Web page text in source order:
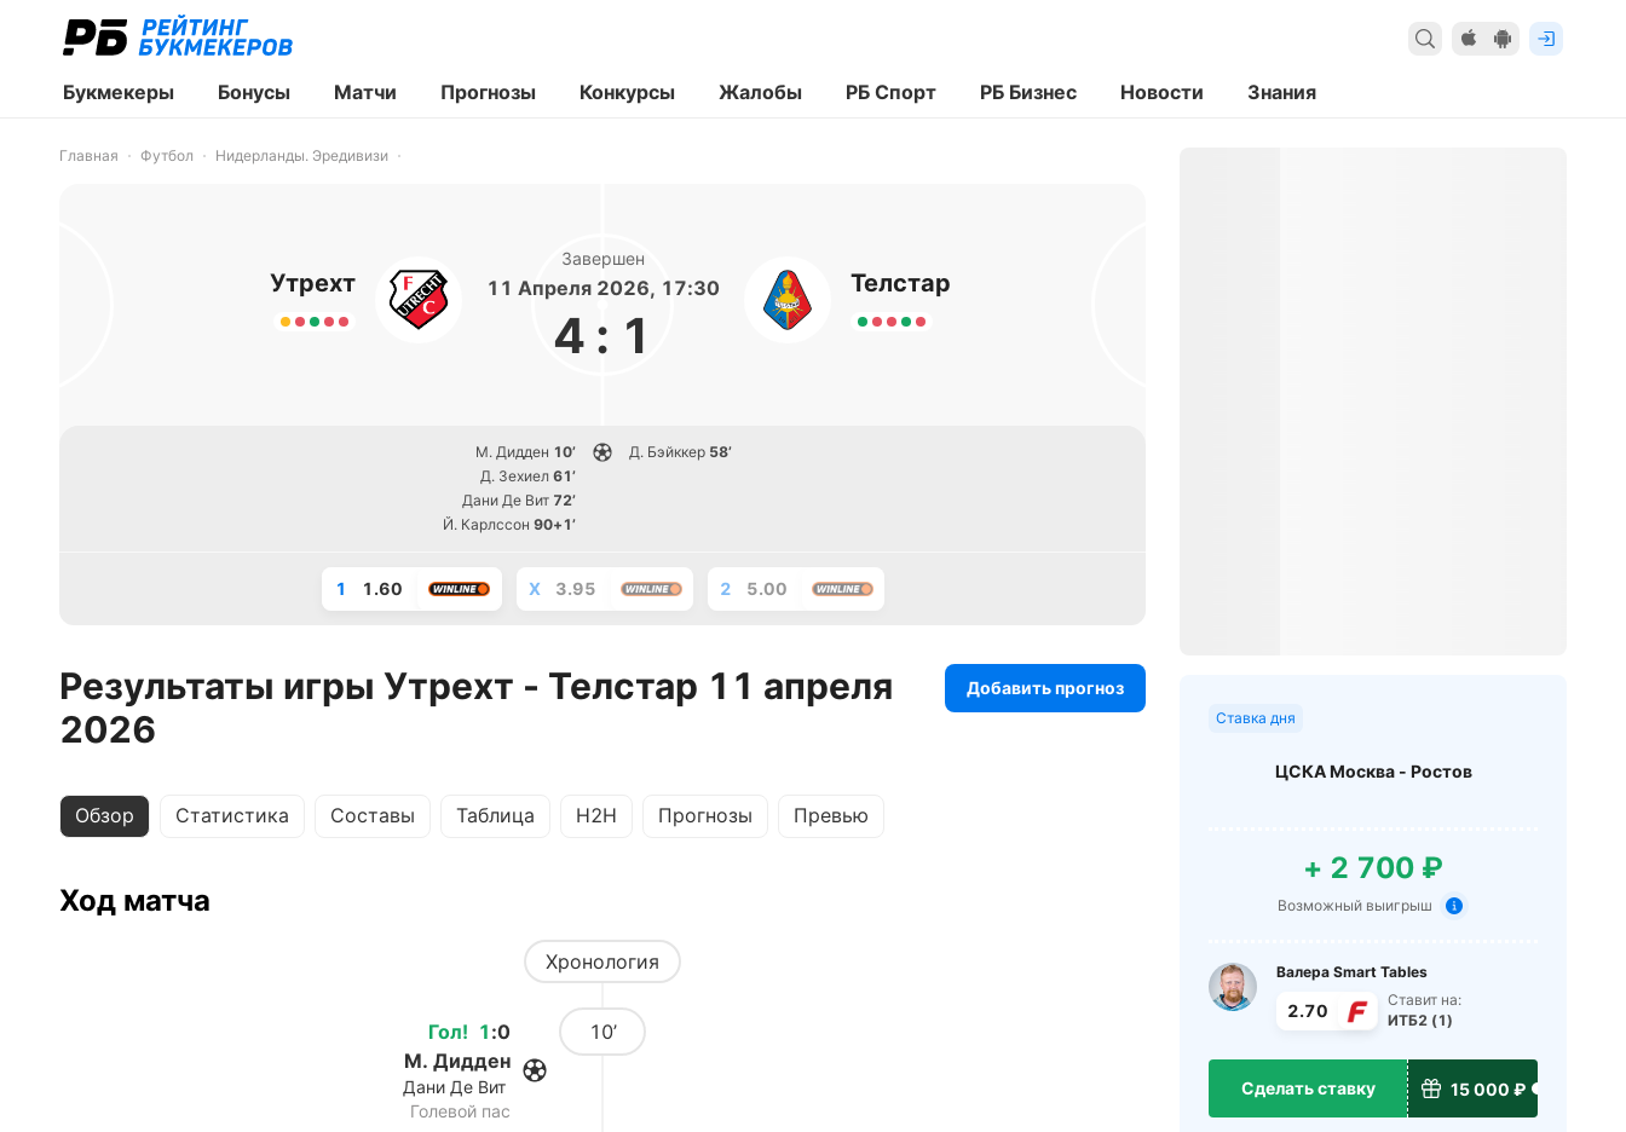
Букмекеры Бонусы Матчи Прогнозы Конкурсы Жалобы РБ Спорт РБ Бизнес Новости Знания
Главная Футбол Нидерланды. Эредивизи
Утрехт
Завершен
11 Апреля 2026, 17:30
4 : 1
Телстар
М. Дидден 10’
Д. Зехиел 61’
Дани Де Вит 72’
Й. Карлссон 90+1’
Д. Бэйккер 58’
1 1.60 X 3.95 2 5.00
Результаты игры Утрехт - Телстар 11 апреля
2026
Добавить прогноз
Обзор Статистика Составы Таблица H2H Прогнозы Превью
Ход матча
Хронология
Гол! 1 :0
М. Дидден
Дани Де Вит
Голевой пас
10’
Ставка дня
ЦСКА Москва - Ростов
+ 2 700 ₽
Возможный выигрыш
Валера Smart Tables
2.70
Ставит на:
ИТБ2 (1)
Сделать ставку 15 000 ₽